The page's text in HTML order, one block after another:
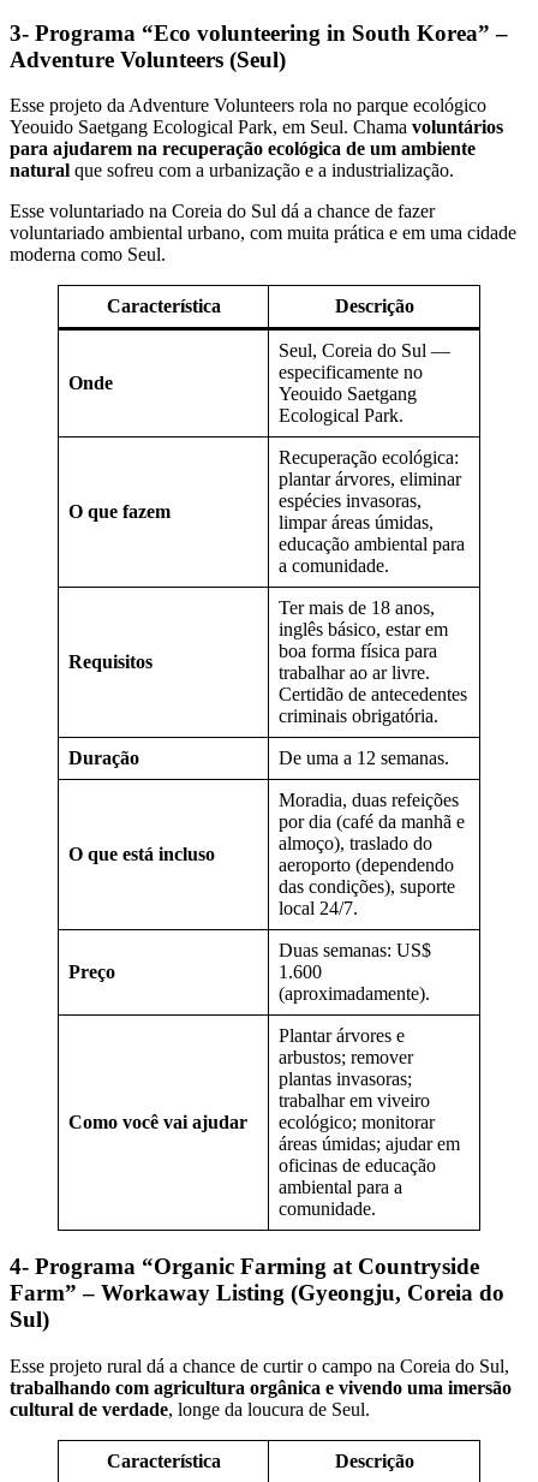
3- Programa “Eco volunteering in South Korea” –
Adventure Volunteers (Seul)
Esse projeto da Adventure Volunteers rola no parque ecológico
Yeouido Saetgang Ecological Park, em Seul. Chama voluntários
para ajudarem na recuperação ecológica de um ambiente
natural que sofreu com a urbanização e a industrialização.
Esse voluntariado na Coreia do Sul dá a chance de fazer
voluntariado ambiental urbano, com muita prática e em uma cidade
moderna como Seul.
Característica Descrição
Onde
Seul, Coreia do Sul —
especificamente no
Yeouido Saetgang
Ecological Park.
O que fazem
Recuperação ecológica:
plantar árvores, eliminar
espécies invasoras,
limpar áreas úmidas,
educação ambiental para
a comunidade.
Requisitos
Ter mais de 18 anos,
inglês básico, estar em
boa forma física para
trabalhar ao ar livre.
Certidão de antecedentes
criminais obrigatória.
Duração De uma a 12 semanas.
O que está incluso
Moradia, duas refeições
por dia (café da manhã e
almoço), traslado do
aeroporto (dependendo
das condições), suporte
local 24/7.
Preço
Duas semanas: US$
1.600
(aproximadamente).
Como você vai ajudar
Plantar árvores e
arbustos; remover
plantas invasoras;
trabalhar em viveiro
ecológico; monitorar
áreas úmidas; ajudar em
oficinas de educação
ambiental para a
comunidade.
4- Programa “Organic Farming at Countryside
Farm” – Workaway Listing (Gyeongju, Coreia do
Sul)
Esse projeto rural dá a chance de curtir o campo na Coreia do Sul,
trabalhando com agricultura orgânica e vivendo uma imersão
cultural de verdade, longe da loucura de Seul.
Característica Descrição